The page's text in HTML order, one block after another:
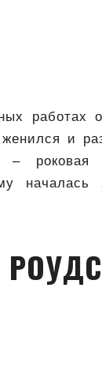
работах
и
–